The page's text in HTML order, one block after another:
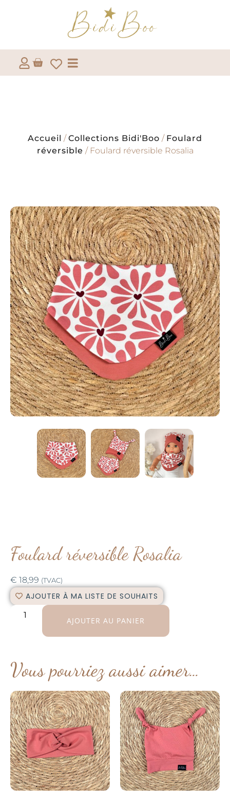
Accueil /Collections Bidi'Boo / Foulard
réversible / Foulard réversible Rosalia
Foulard réversible Rosalia
€ 18,99 (TVAC)
AJOUTER À MA LISTE DE SOUHAITS
AJOUTER AU PANIER
Vous pourriez aussi aimer…